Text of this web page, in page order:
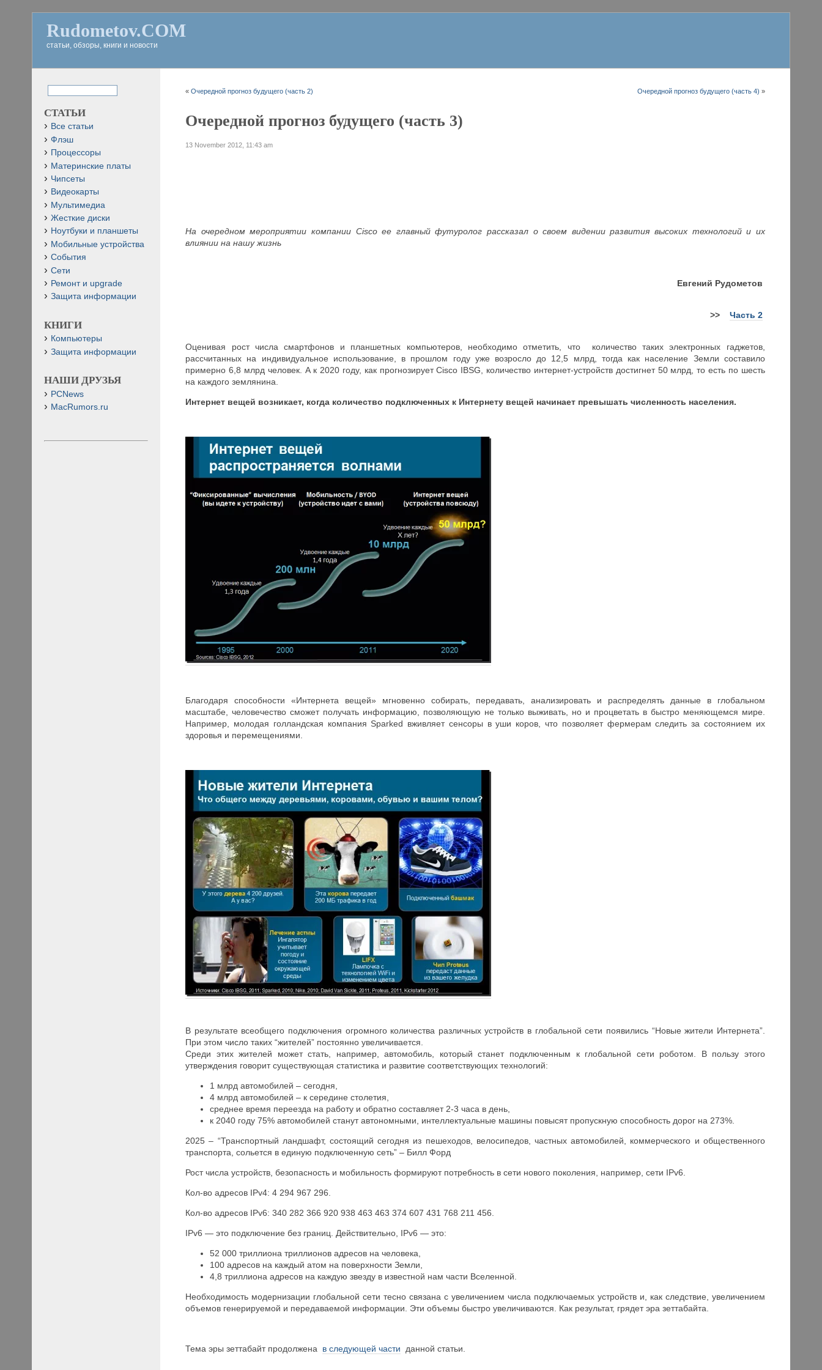
Rudometov.COM
статьи, обзоры, книги и новости
«Очередной прогноз будущего (часть 2) Очередной прогноз будущего (часть 4) »
Очередной прогноз будущего (часть 3)
13 November 2012, 11:43 am
На очередном мероприятии компании Cisco ее главный футуролог рассказал о своем видении развития высоких технологий и их
влиянии на нашу жизнь
Евгений Рудометов
>> Часть 2
Оценивая рост числа смартфонов и планшетных компьютеров, необходимо отметить, что количество таких электронных гаджетов,
рассчитанных на индивидуальное использование, в прошлом году уже возросло до 12,5 млрд, тогда как население Земли составило
примерно 6,8 млрд человек. А к 2020 году, как прогнозирует Cisco IBSG, количество интернет-устройств достигнет 50 млрд, то есть по шесть
на каждого землянина.
Интернет вещей возникает, когда количество подключенных к Интернету вещей начинает превышать численность населения.
Благодаря способности «Интернета вещей» мгновенно собирать, передавать, анализировать и распределять данные в глобальном
масштабе, человечество сможет получать информацию, позволяющую не только выживать, но и процветать в быстро меняющемся мире.
Например, молодая голландская компания Sparked вживляет сенсоры в уши коров, что позволяет фермерам следить за состоянием их
здоровья и перемещениями.
В результате всеобщего подключения огромного количества различных устройств в глобальной сети появились “Новые жители Интернета”.
При этом число таких “жителей” постоянно увеличивается.
Среди этих жителей может стать, например, автомобиль, который станет подключенным к глобальной сети роботом. В пользу этого
утверждения говорит существующая статистика и развитие соответствующих технологий:
1 млрд автомобилей – сегодня,
4 млрд автомобилей – к середине столетия,
среднее время переезда на работу и обратно составляет 2-3 часа в день,
к 2040 году 75% автомобилей станут автономными, интеллектуальные машины повысят пропускную способность дорог на 273%.
2025 – “Транспортный ландшафт, состоящий сегодня из пешеходов, велосипедов, частных автомобилей, коммерческого и общественного
транспорта, сольется в единую подключенную сеть” – Билл Форд
Рост числа устройств, безопасность и мобильность формируют потребность в сети нового поколения, например, сети IPv6.
Кол-во адресов IPv4: 4 294 967 296.
Кол-во адресов IPv6: 340 282 366 920 938 463 463 374 607 431 768 211 456.
IPv6 — это подключение без границ. Действительно, IPv6 — это:
52 000 триллиона триллионов адресов на человека,
100 адресов на каждый атом на поверхности Земли,
4,8 триллиона адресов на каждую звезду в известной нам части Вселенной.
Необходимость модернизации глобальной сети тесно связана с увеличением числа подключаемых устройств и, как следствие, увеличением
объемов генерируемой и передаваемой информации. Эти объемы быстро увеличиваются. Как результат, грядет эра зеттабайта.
Тема эры зеттабайт продолжена в следующей части данной статьи.
СТАТЬИ
Все статьи
Флэш
Процессоры
Материнские платы
Чипсеты
Видеокарты
Мультимедиа
Жесткие диски
Ноутбуки и планшеты
Мобильные устройства
События
Сети
Ремонт и upgrade
Защита информации
КНИГИ
Компьютеры
Защита информации
НАШИ ДРУЗЬЯ
PCNews
MacRumors.ru